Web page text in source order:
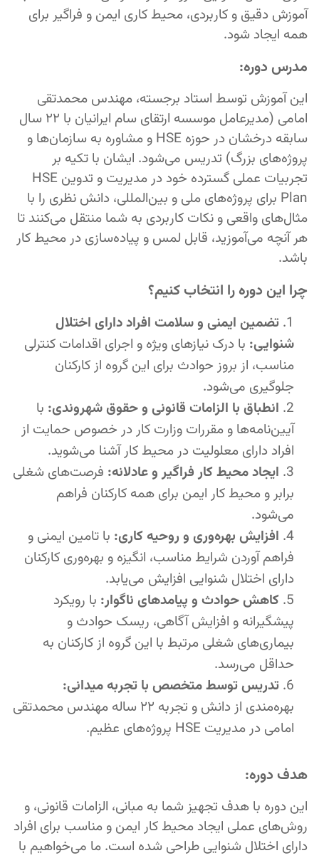
آموزش دقیق و کاربردی، محیط کاری ایمن و فراگیر برای
همه ایجاد شود.
مدرس دوره:
این آموزش توسط استاد برجسته، مهندس محمدتقی
امامی (مدیرعامل موسسه ارتقای سام ایرانیان با ۲۲ سال
سابقه درخشان در حوزه HSE و مشاوره به سازمان‌ها و
پروژه‌های بزرگ) تدریس می‌شود. ایشان با تکیه بر
تجربیات عملی گسترده خود در مدیریت و تدوین HSE
Plan برای پروژه‌های ملی و بین‌المللی، دانش نظری را با
مثال‌های واقعی و نکات کاربردی به شما منتقل می‌کنند تا
هر آنچه می‌آموزید، قابل لمس و پیاده‌سازی در محیط کار
باشد.
چرا این دوره را انتخاب کنیم؟
تضمین ایمنی و سلامت افراد دارای اختلال
شنوایی: با درک نیازهای ویژه و اجرای اقدامات کنترلی
مناسب، از بروز حوادث برای این گروه از کارکنان
جلوگیری می‌شود.
انطباق با الزامات قانونی و حقوق شهروندی: با
آیین‌نامه‌ها و مقررات وزارت کار در خصوص حمایت از
افراد دارای معلولیت در محیط کار آشنا می‌شوید.
ایجاد محیط کار فراگیر و عادلانه: فرصت‌های شغلی
برابر و محیط کار ایمن برای همه کارکنان فراهم
می‌شود.
افزایش بهره‌وری و روحیه کاری: با تامین ایمنی و
فراهم آوردن شرایط مناسب، انگیزه و بهره‌وری کارکنان
دارای اختلال شنوایی افزایش می‌یابد.
کاهش حوادث و پیامدهای ناگوار: با رویکرد
پیشگیرانه و افزایش آگاهی، ریسک حوادث و
بیماری‌های شغلی مرتبط با این گروه از کارکنان به
حداقل می‌رسد.
تدریس توسط متخصص با تجربه میدانی:
بهره‌مندی از دانش و تجربه ۲۲ ساله مهندس محمدتقی
امامی در مدیریت HSE پروژه‌های عظیم.
هدف دوره:
این دوره با هدف تجهیز شما به مبانی، الزامات قانونی، و
روش‌های عملی ایجاد محیط کار ایمن و مناسب برای افراد
دارای اختلال شنوایی طراحی شده است. ما می‌خواهیم با